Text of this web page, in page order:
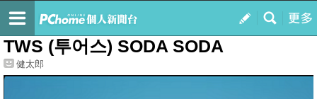
我的
最新文章
TWS (투어스) SODA SODA
健太郎